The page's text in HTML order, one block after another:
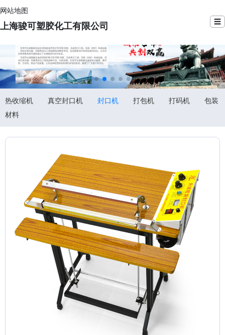
网站地图
上海骏可塑胶化工有限公司 ☰
热收缩机 真空封口机 封口机 打包机 打码机
包装
材料